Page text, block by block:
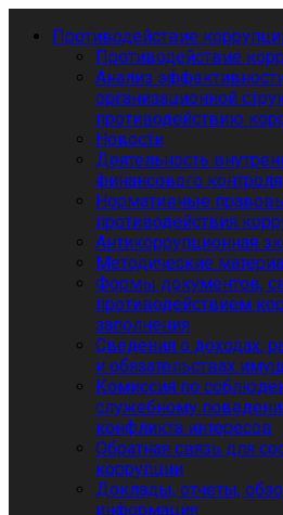
Противодействие
Противодействие
Анализ
организационной
противодействию
Новости
Деятельность
финансового контроля
Нормативные
противодействия
Антикоррупционная
Методические
Формы документов,
противодействием
заполнения
Сведения о доходах,
и обязательствах
Комиссия по
служебному
конфликта интересов
Обратная связь для
коррупции
Доклады, отчеты,
информация